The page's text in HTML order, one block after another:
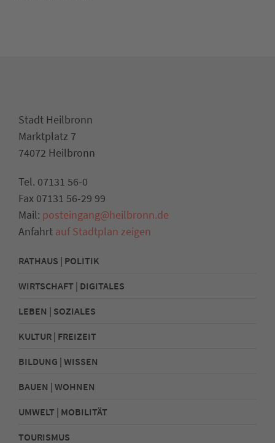
Stadt Heilbronn
Marktplatz 7
74072 Heilbronn
Tel. 07131 56-0
Fax 07131 56-29 99
Mail: posteingang@heilbronn.de
Anfahrt auf Stadtplan zeigen
RATHAUS | POLITIK
WIRTSCHAFT | DIGITALES
LEBEN | SOZIALES
KULTUR | FREIZEIT
BILDUNG | WISSEN
BAUEN | WOHNEN
UMWELT | MOBILITÄT
TOURISMUS